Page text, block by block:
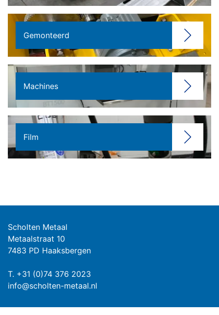
Gemonteerd
Machines
Film
Scholten Metaal
Metaalstraat 10
7483 PD Haaksbergen
T. +31 (0)74 376 2023
info@scholten-metaal.nl